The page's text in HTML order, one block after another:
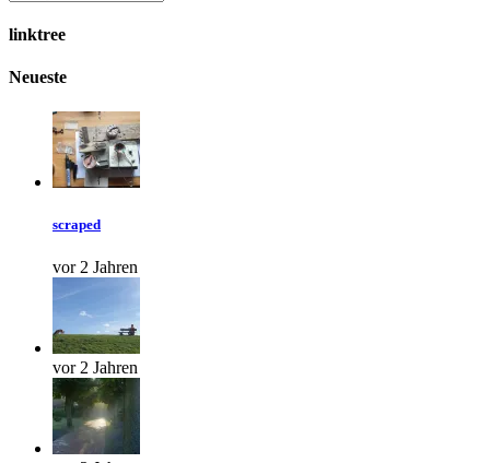
linktree
Neueste
scraped
vor 2 Jahren
vor 2 Jahren